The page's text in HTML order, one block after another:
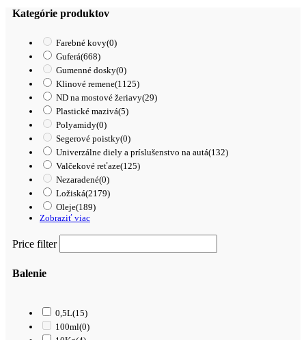
Kategórie produktov
Farebné kovy(0)
Guferá(668)
Gumenné dosky(0)
Klinové remene(1125)
ND na mostové žeriavy(29)
Plastické mazivá(5)
Polyamidy(0)
Segerové poistky(0)
Univerzálne diely a príslušenstvo na autá(132)
Valčekové reťaze(125)
Nezaradené(0)
Ložiská(2179)
Oleje(189)
Zobraziť viac
Price filter
Balenie
0,5L(15)
100ml(0)